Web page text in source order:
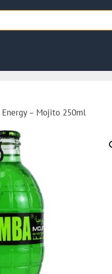
Energy – Mojito 250ml